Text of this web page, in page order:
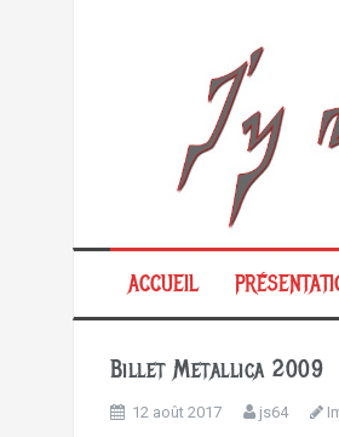
ACCUEIL
Billet Metallica 2009
12 août 2017 js64